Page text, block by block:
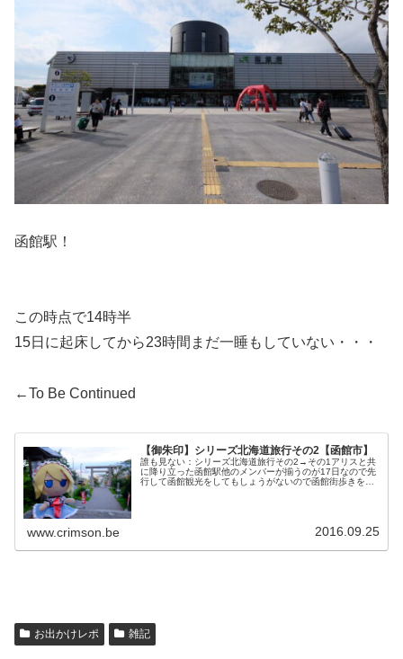
函館駅！
この時点で14時半
15日に起床してから23時間まだ一睡もしていない・・・
←To Be Continued
【御朱印】シリーズ北海道旅行その2【函館市】
誰も見ない：シリーズ北海道旅行その2→その1アリスと共
に降り立った函館駅他のメンバーが揃うのが17日なので先
行して函館観光をしてもしょうがないので函館街歩きをし
www.crimson.be 2016.09.25
お出かけレポ 雑記